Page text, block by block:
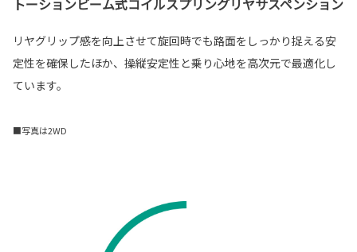
トーションビーム式コイルスプリングリヤサスペンション
リヤグリップ感を向上させて旋回時でも路面をしっかり捉える安
定性を確保したほか、操縦安定性と乗り心地を高次元で最適化し
ています。
■写真は2WD